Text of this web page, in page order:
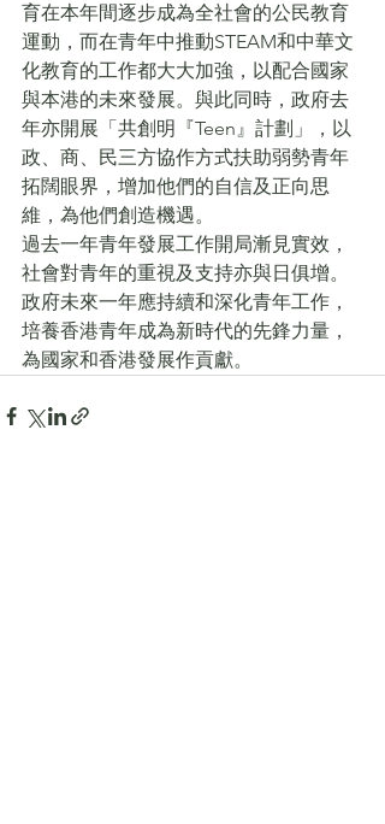
育在本年間逐步成為全社會的公民教育
運動，而在青年中推動STEAM和中華文
化教育的工作都大大加強，以配合國家
與本港的未來發展。與此同時，政府去
年亦開展「共創明『Teen』計劃」，以
政、商、民三方協作方式扶助弱勢青年
拓闊眼界，增加他們的自信及正向思
維，為他們創造機遇。
過去一年青年發展工作開局漸見實效，
社會對青年的重視及支持亦與日俱增。
政府未來一年應持續和深化青年工作，
培養香港青年成為新時代的先鋒力量，
為國家和香港發展作貢獻。